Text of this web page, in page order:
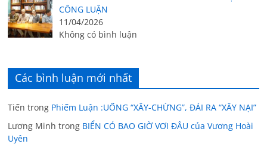
CÔNG LUẬN
11/04/2026
Không có bình luận
Các bình luận mới nhất
Tiến trong Phiếm Luận :UỐNG “XÂY-CHỪNG”, ĐÁI RA “XÂY NẠI”
Lương Minh trong BIỂN CÓ BAO GIỜ VƠI ĐÂU của Vương Hoài
Uyên